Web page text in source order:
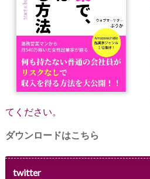
てください。
ダウンロードはこちら
twitter